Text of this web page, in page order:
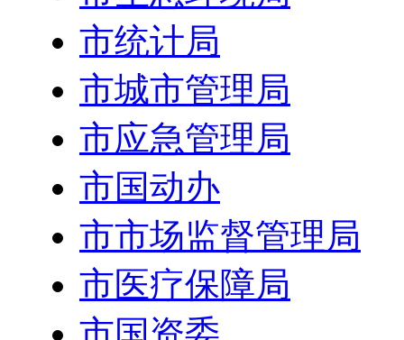
市统计局
市城市管理局
市应急管理局
市国动办
市市场监督管理局
市医疗保障局